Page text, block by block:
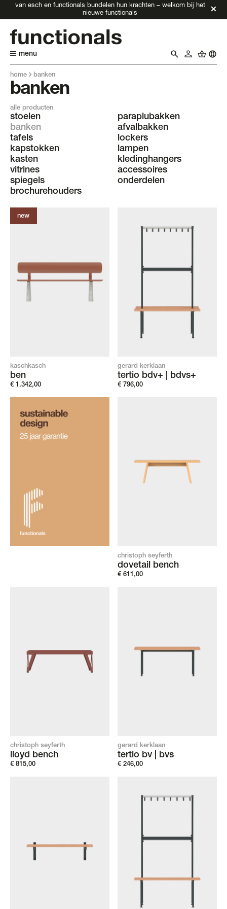
van esch en functionals bundelen hun krachten – welkom bij het
nieuwe functionals
menu
home banken
banken
alle producten
stoelen
banken
tafels
kapstokken
paraplubakken
afvalbakken
lockers
lampen
kasten
vitrines
spiegels
brochurehouders
kledinghangers
accessoires
onderdelen
new
kaschkasch
ben
€ 1.342,00
gerard kerklaan
tertio bdv+ | bdvs+
€ 796,00
christoph seyferth
dovetail bench
€ 611,00
christoph seyferth
lloyd bench
€ 815,00
gerard kerklaan
tertio bv | bvs
€ 246,00